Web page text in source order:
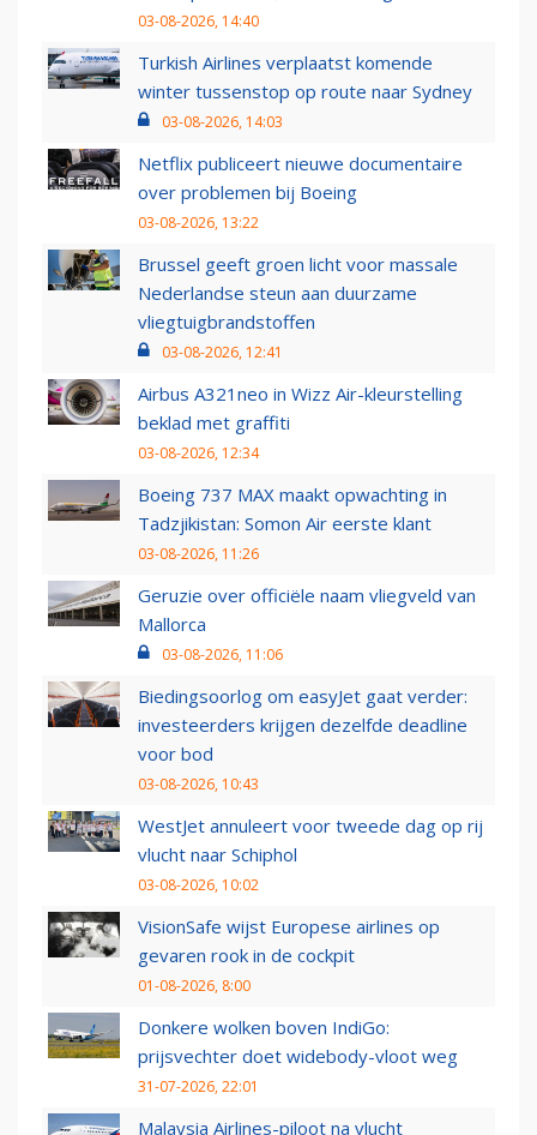
03-08-2026, 14:40
Turkish Airlines verplaatst komende
winter tussenstop op route naar Sydney
03-08-2026, 14:03
Netflix publiceert nieuwe documentaire
over problemen bij Boeing
03-08-2026, 13:22
Brussel geeft groen licht voor massale
Nederlandse steun aan duurzame
vliegtuigbrandstoffen
03-08-2026, 12:41
Airbus A321neo in Wizz Air-kleurstelling
beklad met graffiti
03-08-2026, 12:34
Boeing 737 MAX maakt opwachting in
Tadzjikistan: Somon Air eerste klant
03-08-2026, 11:26
Geruzie over officiële naam vliegveld van
Mallorca
03-08-2026, 11:06
Biedingsoorlog om easyJet gaat verder:
investeerders krijgen dezelfde deadline
voor bod
03-08-2026, 10:43
WestJet annuleert voor tweede dag op rij
vlucht naar Schiphol
03-08-2026, 10:02
VisionSafe wijst Europese airlines op
gevaren rook in de cockpit
01-08-2026, 8:00
Donkere wolken boven IndiGo:
prijsvechter doet widebody-vloot weg
31-07-2026, 22:01
Malaysia Airlines-piloot na vlucht